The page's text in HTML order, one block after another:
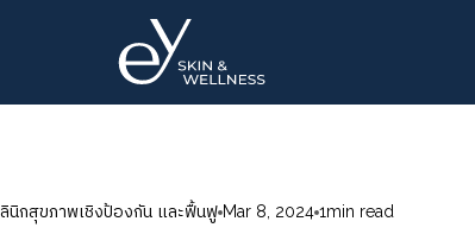
นิกสุขภาพเชิงป้องกัน และฟื้นฟู Mar 8, 2024 1min read